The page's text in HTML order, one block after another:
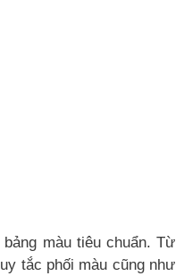
màu tiêu chuẩn. Từ
tắc phối màu cũng như